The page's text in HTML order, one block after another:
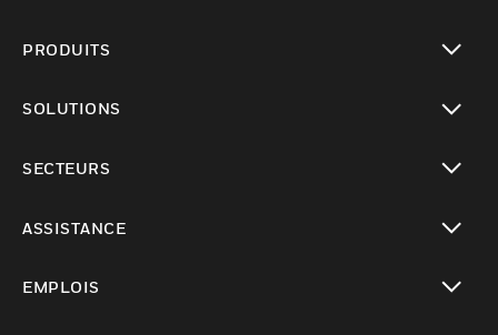
PRODUITS
SOLUTIONS
SECTEURS
ASSISTANCE
EMPLOIS